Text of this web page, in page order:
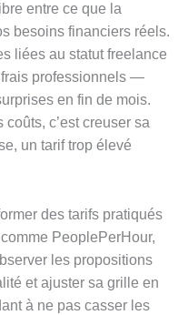
entre ce que la
besoins financiers réels.
liées au statut freelance
professionnels —
en fin de mois.
c’est creuser sa
un tarif trop élevé
des tarifs pratiqués
PeoplePerHour,
les propositions
et ajuster sa grille en
à ne pas casser les